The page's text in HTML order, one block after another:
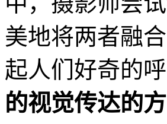
美地将两者融
起人们好奇的呼
的视觉传达的方